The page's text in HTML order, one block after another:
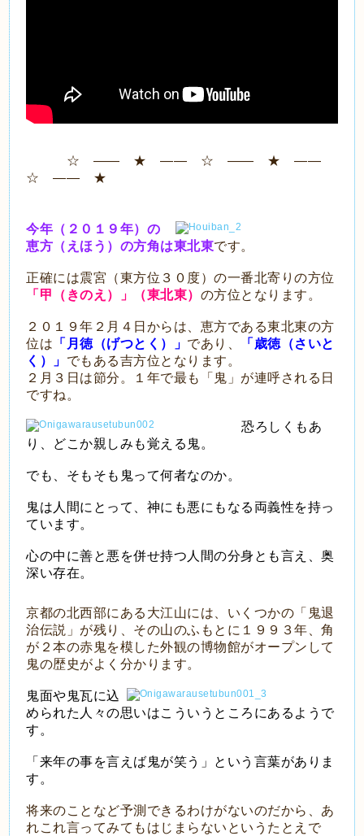
☆ ―― ★ ―― ☆ ―― ★ ――
☆ ―― ★
今年（２０１９年）の
恵方（えほう）の方角は東北東です。
正確には震宮（東方位３０度）の一番北寄りの方位
「甲（きのえ）」（東北東） の方位となります。
２０１９年２月４日からは、恵方である東北東の方
位は 「月徳（げつとく）」 であり、
「歳徳（さいと
く）」 でもある吉方位となります。
２月３日は節分。１年で最も「鬼」が連呼される日
ですね。
恐ろしくもあ
り、どこか親しみも覚える鬼。
でも、そもそも鬼って何者なのか。
鬼は人間にとって、神にも悪にもなる両義性を持っ
ています。
心の中に善と悪を併せ持つ人間の分身とも言え、奥
深い存在。
京都の北西部にある大江山には、いくつかの「鬼退
治伝説」が残り、その山のふもとに１９９３年、角
が２本の赤鬼を模した外観の博物館がオープンして
鬼の歴史がよく分かります。
鬼面や鬼瓦に込
められた人々の思いはこういうところにあるようで
す。
「来年の事を言えば鬼が笑う」という言葉がありま
す。
将来のことなど予測できるわけがないのだから、あ
れこれ言ってみてもはじまらないというたとえで